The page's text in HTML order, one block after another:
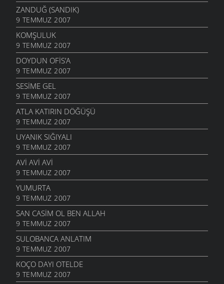
ZANDUĞ (SANDIK)
9 TEMMUZ 2007
KOMŞULUK
9 TEMMUZ 2007
DOYDUN OFIS’A
9 TEMMUZ 2007
SESIME GEL
9 TEMMUZ 2007
ATLA KATIRIN DÖĞÜŞÜ
9 TEMMUZ 2007
UYANIK SIĞIYALI
9 TEMMUZ 2007
AVI AVI AVI
9 TEMMUZ 2007
YUMURTA
9 TEMMUZ 2007
SAN CASIM OL BEN ALLAH
9 TEMMUZ 2007
SULOBANCA ANLATIM
9 TEMMUZ 2007
KOÇO DAYI OTELDE
9 TEMMUZ 2007